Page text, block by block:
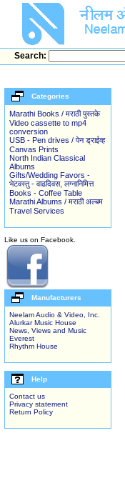
Search:
Categories
Marathi Books / मराठी पुस्तके
Video cassette to mp4
conversion
USB - Pen drives / पेन ड्राईव्ह
Canvas Prints
North Indian Classical
Albums
Gifts/Wedding Favors -
भेटवस्तु - वाढदिवस, लग्नानिमित्त
Books - Coffee Table
Marathi Albums / मराठी अल्बम
Travel Services
Like us on Facebook.
Manufacturers
Neelam Audio & Video, Inc.
Alurkar Music House
News, Views and Music
Everest
Rhythm House
Help
Contact us
Privacy statement
Return Policy